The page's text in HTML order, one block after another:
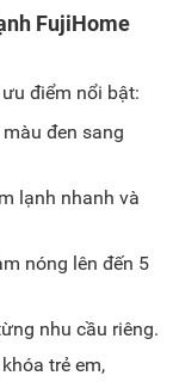
FujiHome
điểm nổi bật:
đen sang
lạnh nhanh và
nóng lên đến 5
nhu cầu riêng.
trẻ em,